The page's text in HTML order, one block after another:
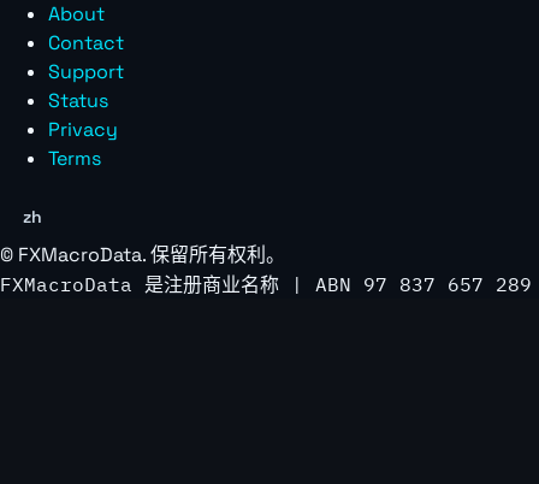
About
Contact
Support
Status
Privacy
Terms
zh
© FXMacroData. 保留所有权利。
FXMacroData 是注册商业名称 | ABN 97 837 657 289